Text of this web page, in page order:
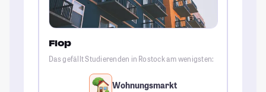
Flop
Das gefällt Studierenden in Rostock am wenigsten:
Wohnungsmarkt